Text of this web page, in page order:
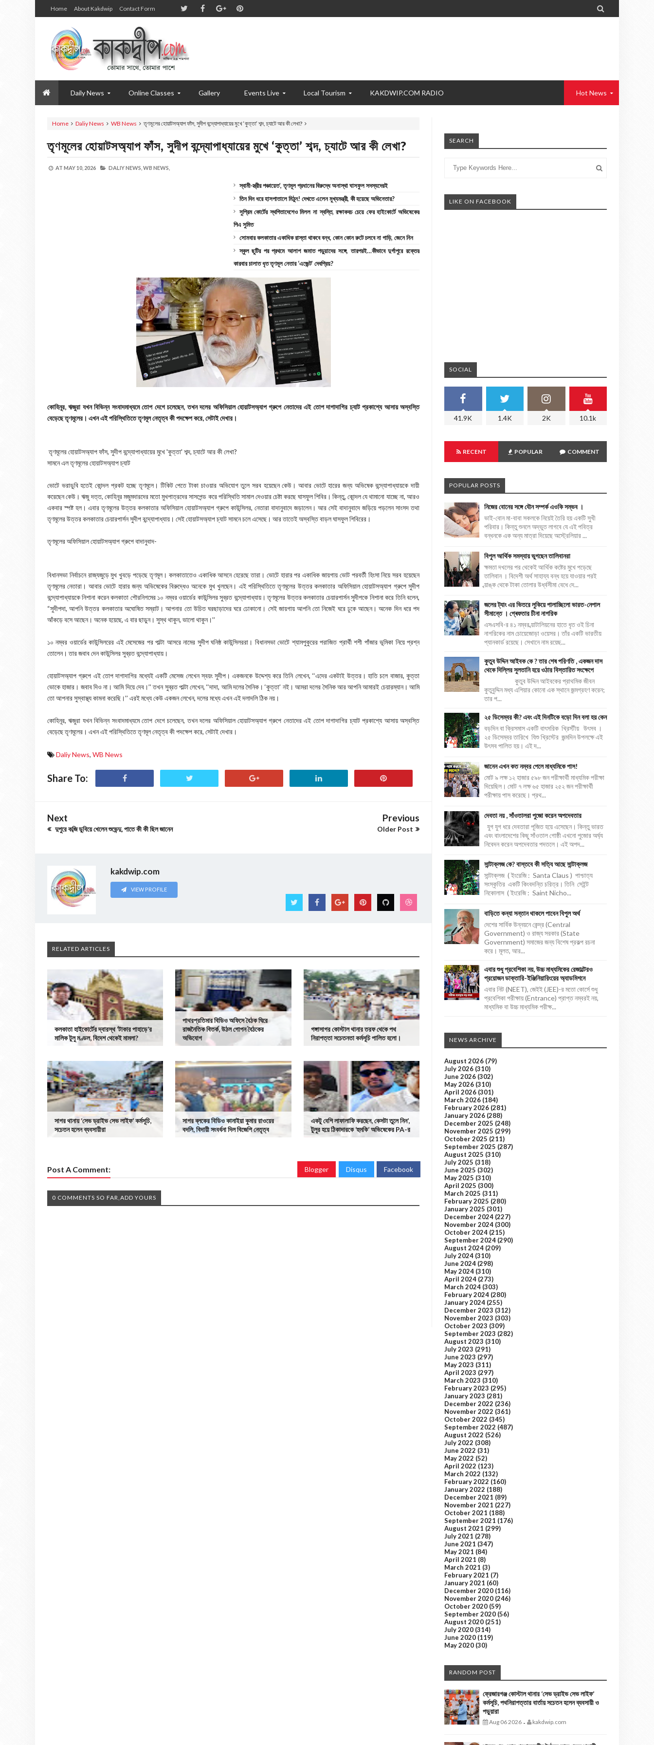
Home About Kakdwip Contact Form 
Daily News Online Classes Gallery Events Live Local Tourism KAKDWIP.COM RADIO Hot News
Home Daliy News WB News তৃণমূলের হোয়াটসঅ্যাপ ফাঁস, সুদীপ বন্দ্যোপাধ্যায়ের মুখে ‘কুত্তা’ শব্দ, চ্যাটে আর কী লেখা?
তৃণমূলের হোয়াটসঅ্যাপ ফাঁস, সুদীপ বন্দ্যোপাধ্যায়ের মুখে ‘কুত্তা’ শব্দ, চ্যাটে আর কী লেখা?
AT MAY 10, 2026 DALIY NEWS, WB NEWS,
স্বামী-স্ত্রীর পঞ্চায়েত’, তৃণমূল প্রধানের বিরুদ্ধে অনাস্থা ঘাসফুল সদস্যদেরই
তিন দিন ধরে হাসপাতালে মিঠুন! দেখতে এলেন মুখ্যমন্ত্রী, কী হয়েছে অভিনেতার?
সুপ্রিম কোর্টের স্থগিতাদেশেও মিলল না স্বস্তি, রক্ষাকবচ চেয়ে ফের হাইকোর্টে অভিষেকের
পিএ সুমিত
সোমবার কলকাতার একাধিক রাস্তা থাকবে বন্ধ, কোন কোন রুটে চলবে না গাড়ি, জেনে নিন
স্কুল ছুটির পর প্রথমে আলাপ জমাত পড়ুয়াদের সঙ্গে, তারপরই…কীভাবে দুর্গাপুরে রক্তের
কারবার চালাত ধৃত তৃণমূল নেতার ‘এজেন্ট’ দেবপ্রিয়?
কোহিনূর, ঋজুরা যখন বিভিন্ন সংবাদমাধ্যমে তোপ দেগে চলেছেন, তখন দলের অফিসিয়াল হোয়াটসঅ্যাপ গ্রুপে নেতাদের এই তোপ দাগাদাগির চ্যাট প্রকাশ্যে আসায় অস্বস্তি
বেড়েছে তৃণমূলের। এখন এই পরিস্থিতিতে তৃণমূল নেতৃত্ব কী পদক্ষেপ করে, সেটাই দেখার।
তৃণমূলের হোয়াটসঅ্যাপ ফাঁস, সুদীপ বন্দ্যোপাধ্যায়ের মুখে 'কুত্তা' শব্দ, চ্যাটে আর কী লেখা?
সামনে এল তৃণমূলের হোয়াটসঅ্যাপ চ্যাট
ভোটে ভরাডুবি হতেই কোন্দল প্রকট হচ্ছে তৃণমূলে। টিকিট পেতে টাকা চাওয়ার অভিযোগ তুলে সরব হয়েছেন কেউ। আবার ভোটে হারের জন্য অভিষেক বন্দ্যোপাধ্যায়কে দায়ী
করেছেন কেউ। ঋজু দত্ত, কোহিনূর মজুমদারদের মতো মুখপাত্রদের সাসপেন্ড করে পরিস্থিতি সামাল দেওয়ার চেষ্টা করছে ঘাসফুল শিবির। কিন্তু, কোন্দল যে থামানো যাচ্ছে না, আরও
একবার স্পষ্ট হল। এবার তৃণমূলের উত্তর কলকাতার অফিসিয়াল হোয়াটসঅ্যাপ গ্রুপে কাউন্সিলর, নেতারা বাদানুবাদে জড়ালেন। আর সেই বাদানুবাদে জড়িয়ে পড়লেন সাংসদ তথা
তৃণমূলের উত্তর কলকাতার চেয়ারপার্সন সুদীপ বন্দ্যোপাধ্যায়। সেই হোয়াটসঅ্যাপ চ্যাট সামনে চলে এসেছে। আর তাতেই অস্বস্তি বাড়ল ঘাসফুল শিবিরের।
তৃণমূলের অফিসিয়াল হোয়াটসঅ্যাপ গ্রুপে বাদানুবাদ-
বিধানসভা নির্বাচনে রাজ্যজুড়ে মুখ খুবড়ে পড়েছে তৃণমূল। কলকাতাতেও একাধিক আসনে হেরেছে তারা। ভোটে হারার পর একাধিক জায়গায় ভোট পরবর্তী হিংসা নিয়ে সরব হয়েছেন
তৃণমূলের নেতারা। আবার ভোটে হারার জন্য অভিষেকের বিরুদ্ধেও অনেকে মুখ খুলছেন। এই পরিস্থিতিতে তৃণমূলের উত্তর কলকাতার অফিসিয়াল হোয়াটসঅ্যাপ গ্রুপে সুদীপ
বন্দ্যোপাধ্যায়কে নিশানা করেন কলকাতা পৌরনিগমের ১০ নম্বর ওয়ার্ডের কাউন্সিলর সুব্রত বন্দ্যোপাধ্যায়। তৃণমূলের উত্তর কলকাতার চেয়ারপার্সন সুদীপকে নিশানা করে তিনি বলেন,
“সুদীপদা, আপনি উত্তর কলকাতার অঘোষিত সম্রাট। আপনার তো উচিত ঘরছাড়াদের ঘরে ঢোকানো। সেই জায়গায় আপনি তো নিজেই ঘরে ঢুকে আছেন। অনেক দিন ধরে পদ
আঁকড়ে বসে আছে‌ন। অনেক হয়েছে, এ বার ছাড়ুন। সুস্থ থাকুন, ভালো থাকুন।’’
১০ নম্বর ওয়ার্ডের কাউন্সিলরের এই মেসেজের পর পাল্টা আসরে নামের সুদীপ ঘনিষ্ঠ কাউন্সিলররা। বিধানসভা ভোটে শ্যামপুকুরের পরাজিত প্রার্থী শশী পাঁজার ভূমিকা নিয়ে প্রশ্ন
তোলেন। তার জবাব দেন কাউন্সিলর সুব্রত বন্দ্যোপাধ্যায়।
হোয়াটসঅ্যাপ গ্রুপে এই তোপ দাগাদাগির মধ্যেই একটি মেসেজ লেখেন স্বয়ং সুদীপ। একজনকে উদ্দেশ্য করে তিনি লেখেন, ‘‘এদের একটাই উত্তর। হাতি চলে বাজার, কুত্তা
ভোকে হাজার। জবাব দিও না। আমি দিয়ে দেব।’’ তখন সুব্রত পাল্টা লেখেন, ‘‘দাদা, আমি দলের সৈনিক। ‘কুত্তা’ নই। আমরা দলের সৈনিক আর আপনি আমারই চেয়ারম্যান। আমি
তো আপনার সুস্বাস্থ্য কামনা করেছি।’’ এরই মধ্যে কেউ একজন লেখেন, দলের মধ্যে এখন এই দলাদলি ঠিক নয়।
কোহিনূর, ঋজুরা যখন বিভিন্ন সংবাদমাধ্যমে তোপ দেগে চলেছেন, তখন দলের অফিসিয়াল হোয়াটসঅ্যাপ গ্রুপে নেতাদের এই তোপ দাগাদাগির চ্যাট প্রকাশ্যে আসায় অস্বস্তি
বেড়েছে তৃণমূলের। এখন এই পরিস্থিতিতে তৃণমূল নেতৃত্ব কী পদক্ষেপ করে, সেটাই দেখার।
Daliy News, WB News
Share To:
Next
দুপুরে কব্জি ডুবিয়ে খেলেন শুভেন্দু, পাতে কী কী ছিল জানেন
Previous
Older Post
kakdwip.com
VIEW PROFILE
RELATED ARTICLES
কলকাতা হাইকোর্টের দ্বারস্থ ‘টাকার পাহাড়ে’র
মালিক টুলু মণ্ডল, বিদেশ থেকেই মামলা?
পাথরপ্রতিমার বিডিও অফিসে বৈঠক ঘিরে
রাজনৈতিক বিতর্ক, উঠল গোপন বৈঠকের
অভিযোগ
গঙ্গাসাগর কোস্টাল থানার তরফ থেকে পথ
নিরাপত্তা সচেতনতা কর্মসূচি পালিত হলো।
সাগর থানায় ‘সেভ ড্রাইভ সেভ লাইফ’ কর্মসূচি,
সচেতন হলেন ব্যবসায়ীরা
সাগর ব্লকের বিডিও কানাইয়া কুমার রাওয়ের
বদলি, বিদায়ী সংবর্ধনা দিল বিজেপি নেতৃত্ব
একটু বেশি লাফালাফি করছেন, কেসটা তুলে নিন’,
টুলুর হয়ে ঠিকাদারকে ‘হুমকি’ অভিষেকের PA-র
Post A Comment: Blogger Disqus Facebook
0 COMMENTS SO FAR,ADD YOURS
SEARCH
LIKE ON FACEBOOK
SOCIAL
41.9K 1.4K 2K 10.1k
RECENT POPULAR COMMENT
POPULAR POSTS
নিজের বোনের সঙ্গে যৌন সম্পর্ক এওকি সম্ভব ।
ভাই-বোন মা-বাবা সকলকে নিয়েই তৈরি হয় একটি সুখী
পরিবার। কিন্তু শুনলে অদ্ভুত লাগবে যে এই পবিত্র
বন্ধনকে এক অন্য মাত্রা দিয়েছে অস্ট্রেলিয়ার ...
বিপুল আর্থিক সমস্যায় ভুগছেন তালিবানরা
ক্ষমতা দখলের পর থেকেই আর্থিক কষ্টের মুখে পড়েছে
তালিবান । বিদেশী অর্থ সাহায্য বন্ধ হয়ে যাওয়ার পরই
ব্য়াঙ্ক থেকে টাকা তোলার উর্ধ্বসীমা বেধে দে...
জলের ট্যাং এর ভিতরে লুকিয়ে পালাচ্ছিলো ভারত-নেপাল
সীমান্তে । গ্ৰেফতার চীনা নাগরিক
এসএসবি-র ৪১ নম্বর ব্য়াটালিয়নের হাতে ধৃত ওই চিনা
নাগরিকের নাম চোয়েজোড়া ওয়েসর। তাঁর একটি ভারতীয়
প্যানকার্ড রয়েছে। সেখানে নাম রয়েছ...
কুতুব উদ্দিন আইবক কে ? তার শেষ পরিণতি , একজন দাস
থেকে দিল্লির সুলতানি হয়ে ওঠার বিস্তারিত সংক্ষেপে
কুতুব উদ্দিন আইবকের প্রাথমিক জীবন
কুতুবুদ্দিন মধ্য এশিয়ার কোনো এক স্থানে জন্মগ্রহণ করেন;
তার প...
২৫ ডিসেম্বর কী? এবং এই দিনটিকে বড়ো দিন বলা হয় কেন
বড়দিন বা ক্রিসমাস একটি বাৎসরিক খ্রিস্টীয় উৎসব ।
২৫ ডিসেম্বর তারিখে যিশু খ্রিস্টের জন্মদিন উপলক্ষে এই
উৎসব পালিত হয়। এই দ...
জানেন এখন কত নম্বর পেলে মাধ্যমিকে পাস!
মোট ৯ লক্ষ ১২ হাজার ৫৯৮ জন পরীক্ষার্থী মাধ্যমিক পরীক্ষা
দিয়েছিল। মোট ৭ লক্ষ ৬৫ হাজার ২৫২ জন পরীক্ষার্থী
পরীক্ষায় পাস করেছে। প্রথ...
দেবতা নয় , সাঁওতালরা পুজো করেন অপদেবতার
যুগ যুগ ধরে দেবতারা পূজিত হয়ে এসেছেন। কিন্তু ভারত
এবং বাংলাদেশের কিছু সাঁওতাল গোষ্ঠী এখনো পুজোর অর্ঘ্য
নিবেদন করেন অপদেবতার পদতলে। এই অপদ...
সান্টাক্লজ কে? বাস্তবে কী সত্যি আছে সান্টাক্লজ
সান্টাক্লজ ( ইংরেজি : Santa Claus ) পাশ্চাত্য
সংস্কৃতির একটি কিংবদন্তি চরিত্র। তিনি সেইন্ট
নিকোলাস ( ইংরেজি : Saint Nicho...
বাড়িতে কন্যা সন্তান থাকলে পাবেন বিপুল অর্থ
দেশের সার্বিক উন্নয়নে কেন্দ্র (Central
Government) ও রাজ্য সরকার (State
Government) সমাজের জন্য বিশেষ প্রকল্প রচনা
করে। মূলত, আর...
এবার শুধু প্রবেশিকা নয়, উচ্চ মাধ্যমিকের রেজাল্টেরও
প্রয়োজন ডাক্তারি-ইঞ্জিনিয়ারিংয়ের অ্যাডমিশনে
এবার নিট (NEET), জেইই (JEE)-র মতো কোর্সে শুধু
প্রবেশিকা পরীক্ষায় (Entrance) প্রাপ্ত নম্বরই নয়,
মাধ্যমিক বা উচ্চ মাধ্যমিক পরীক্ষ...
NEWS ARCHIVE
August 2026 (79)
July 2026 (310)
June 2026 (302)
May 2026 (310)
April 2026 (301)
March 2026 (184)
February 2026 (281)
January 2026 (288)
December 2025 (248)
November 2025 (299)
October 2025 (211)
September 2025 (287)
August 2025 (310)
July 2025 (318)
June 2025 (302)
May 2025 (310)
April 2025 (300)
March 2025 (311)
February 2025 (280)
January 2025 (301)
December 2024 (227)
November 2024 (300)
October 2024 (215)
September 2024 (290)
August 2024 (209)
July 2024 (310)
June 2024 (298)
May 2024 (310)
April 2024 (273)
March 2024 (303)
February 2024 (280)
January 2024 (255)
December 2023 (312)
November 2023 (303)
October 2023 (309)
September 2023 (282)
August 2023 (310)
July 2023 (291)
June 2023 (297)
May 2023 (311)
April 2023 (297)
March 2023 (310)
February 2023 (295)
January 2023 (281)
December 2022 (236)
November 2022 (361)
October 2022 (345)
September 2022 (487)
August 2022 (526)
July 2022 (308)
June 2022 (31)
May 2022 (52)
April 2022 (123)
March 2022 (132)
February 2022 (160)
January 2022 (188)
December 2021 (89)
November 2021 (227)
October 2021 (188)
September 2021 (176)
August 2021 (299)
July 2021 (278)
June 2021 (347)
May 2021 (84)
April 2021 (8)
March 2021 (3)
February 2021 (7)
January 2021 (60)
December 2020 (116)
November 2020 (246)
October 2020 (59)
September 2020 (56)
August 2020 (251)
July 2020 (314)
June 2020 (119)
May 2020 (30)
RANDOM POST
ফ্রেজারগঞ্জ কোস্টাল থানার ‘সেভ ড্রাইভ সেভ লাইফ’
কর্মসূচি, পথনিরাপত্তার বার্তায় সচেতন হলেন ব্যবসায়ী ও
পড়ুয়ারা
Aug 06 2026 - kakdwip.com